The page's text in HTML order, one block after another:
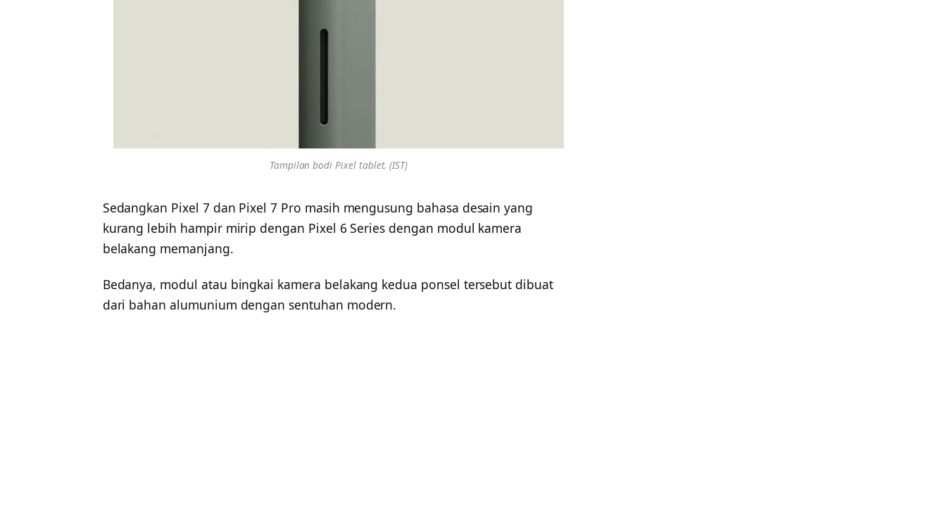
Tampilan bodi Pixel tablet. (IST)
Sedangkan Pixel 7 dan Pixel 7 Pro masih mengusung bahasa desain yang
kurang lebih hampir mirip dengan Pixel 6 Series dengan modul kamera
belakang memanjang.
Bedanya, modul atau bingkai kamera belakang kedua ponsel tersebut dibuat
dari bahan alumunium dengan sentuhan modern.